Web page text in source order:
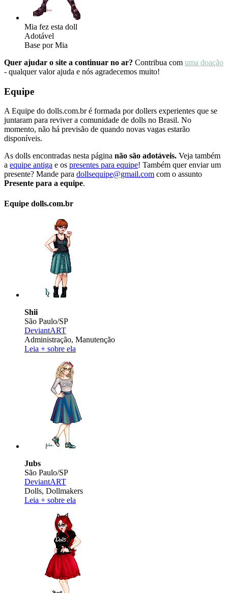
Mia fez esta doll
Adotável
Base por Mia
Quer ajudar o site a continuar no ar? Contribua com uma doação
- qualquer valor ajuda e nós agradecemos muito!
Equipe
A Equipe do dolls.com.br é formada por dollers experientes que se
juntaram para reviver a comunidade de dolls no Brasil. No
momento, não há previsão de quando novas vagas estarão
disponíveis.
As dolls encontradas nesta página não são adotáveis. Veja também
a equipe antiga e os presentes para equipe! Também quer enviar um
presente? Mande para dollsequipe@gmail.com com o assunto
Presente para a equipe.
Equipe dolls.com.br
Shii
São Paulo/SP
DeviantART
Administração, Manutenção
Leia + sobre ela
Jubs
São Paulo/SP
DeviantART
Dolls, Dollmakers
Leia + sobre ela